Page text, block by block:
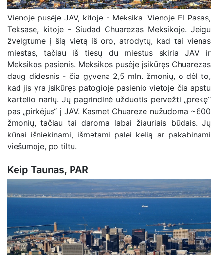
Vienoje pusėje JAV, kitoje - Meksika. Vienoje El Pasas,
Teksase, kitoje - Siudad Chuarezas Meksikoje. Jeigu
žvelgtume į šią vietą iš oro, atrodytų, kad tai vienas
miestas, tačiau iš tiesų du miestus skiria JAV ir
Meksikos pasienis. Meksikos pusėje įsikūręs Chuarezas
daug didesnis - čia gyvena 2,5 mln. žmonių, o dėl to,
kad jis yra įsikūręs patogioje pasienio vietoje čia apstu
kartelio narių. Jų pagrindinė užduotis pervežti „prekę“
pas „pirkėjus“ į JAV. Kasmet Chuareze nužudoma ~600
žmonių, tačiau tai daroma labai žiauriais būdais. Jų
kūnai išniekinami, išmetami palei kelią ar pakabinami
viešumoje, po tiltu.
Keip Taunas, PAR